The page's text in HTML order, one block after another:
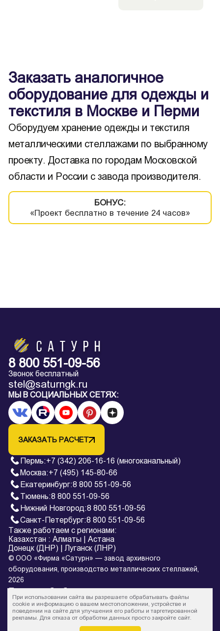
Заказать аналогичное
оборудование для одежды и
текстиля в Москве и Перми
Оборудуем хранение одежды и текстиля
металлическими стеллажами по выбранному
проекту. Доставка по городам Московской
области и России с завода производителя.
БОНУС:
«Проект бесплатно в течение 24 часов»
8 800 551-09-56
Звонок бесплатный
stel@saturngk.ru
МЫ В СОЦИАЛЬНЫХ СЕТЯХ:
ЗАКАЗАТЬ РАСЧЕТ
Пермь:+7 (342) 206-16-16 (многоканальный)
Москва:+7 (495) 145-80-66
Екатеринбург:8 800 551-09-56
Тюмень:8 800 551-09-56
Нижний Новгород:8 800 551-09-56
Санкт-Петербург:8 800 551-09-56
Также работаем с регионами:
Казахстан : Алматы
Астана
Донецк (ДНР)
Луганск (ЛНР)
© ООО «Фирма «Сатурн» — завод архивного
оборудования, производство металлических стеллажей,
2026
Политика обработки персональных данных
* Все цены на сайте в процессе обновления и не являются
офертой.
При использовании сайта вы разрешаете обрабатывать файлы
cookie и информацию о вашем местоположении, устройстве и
поведении на сайте для улучшения его работы и таргетированной
рекламы. Для отказа от обработки данных просто закройте сайт.